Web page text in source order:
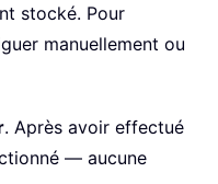
stocké. Pour
manuellement ou
. Après avoir effectué
— aucune